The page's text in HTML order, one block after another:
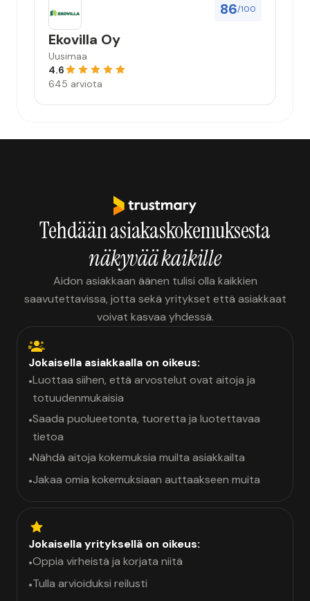
86/100
Ekovilla Oy
Uusimaa
4.6
645 arviota
Tehdään asiakaskokemuksesta
näkyvää kaikille
Aidon asiakkaan äänen tulisi olla kaikkien
saavutettavissa, jotta sekä yritykset että asiakkaat
voivat kasvaa yhdessä.
Jokaisella asiakkaalla on oikeus:
•Luottaa siihen, että arvostelut ovat aitoja ja
totuudenmukaisia
•Saada puolueetonta, tuoretta ja luotettavaa
tietoa
•Nähdä aitoja kokemuksia muilta asiakkailta
•Jakaa omia kokemuksiaan auttaakseen muita
Jokaisella yrityksellä on oikeus:
•Oppia virheistä ja korjata niitä
•Tulla arvioiduksi reilusti